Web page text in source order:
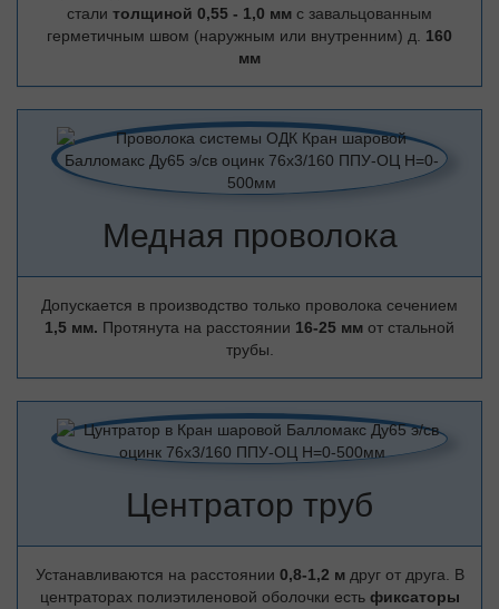
стали толщиной 0,55 - 1,0 мм с завальцованным
герметичным швом (наружным или внутренним) д. 160
мм
Медная проволока
Допускается в производство только проволока сечением
1,5 мм. Протянута на расстоянии 16-25 мм от стальной
трубы.
Центратор труб
Устанавливаются на расстоянии 0,8-1,2 м друг от друга. В
центраторах полиэтиленовой оболочки есть фиксаторы